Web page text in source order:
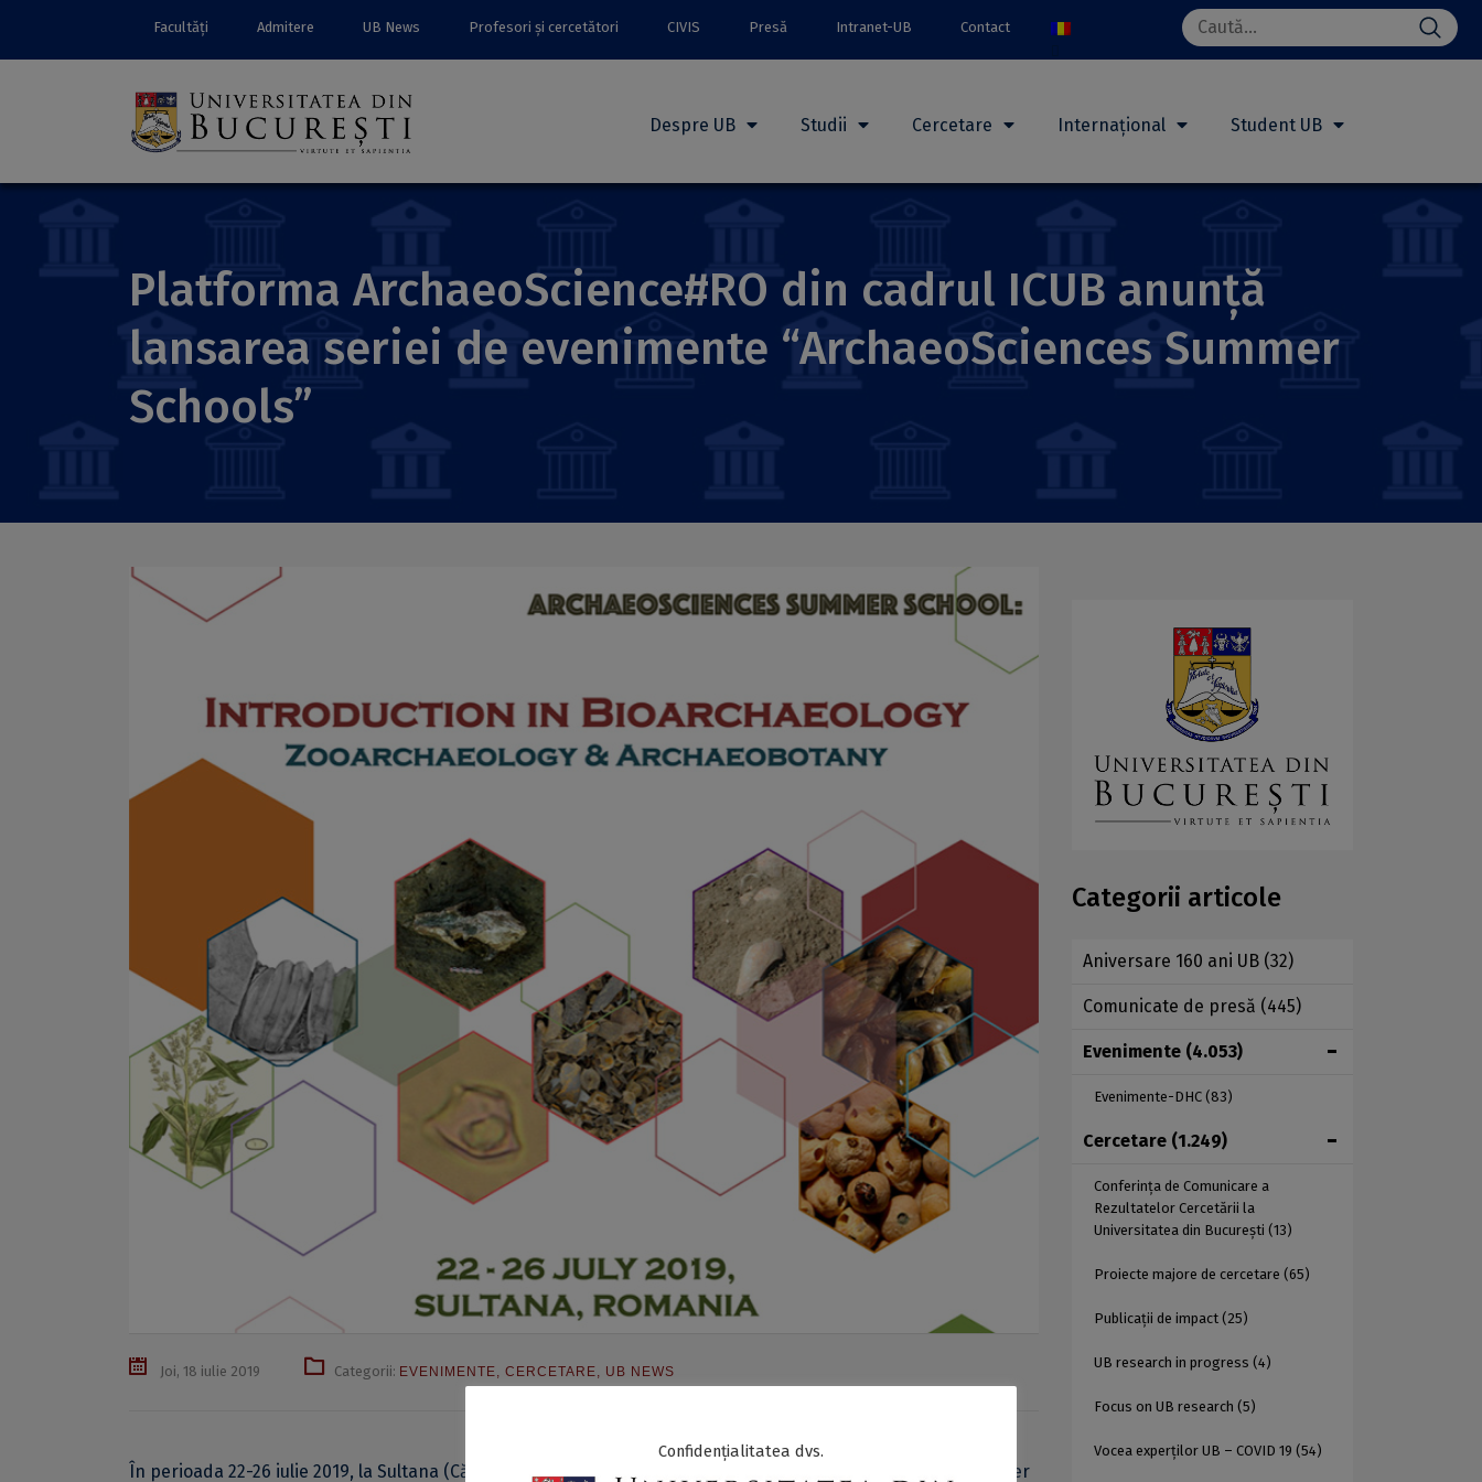
Facultăți Admitere UB News Profesori și cercetători CIVIS Presă Intranet-UB Contact
Search
for:
Despre UB Studii Cercetare Internațional Student UB
Platforma ArchaeoScience#RO din cadrul ICUB anunță
lansarea seriei de evenimente “ArchaeoSciences Summer
Schools”
Joi, 18 iulie 2019 Categorii: EVENIMENTE CERCETARE UB NEWS
În perioada 22-26 iulie 2019, la Sultana (Călărași), are loc primul eveniment din seria “ArchaeoSciences Summer
Categorii articole
Aniversare 160 ani UB (32)
Comunicate de presă (445)
Evenimente (4.053)
Evenimente-DHC (83)
Cercetare (1.249)
Conferința de Comunicare a
Rezultatelor Cercetării la
Universitatea din București (13)
Proiecte majore de cercetare (65)
Publicații de impact (25)
UB research in progress (4)
Focus on UB research (5)
Vocea experților UB – COVID 19 (54)
Confidențialitatea dvs.